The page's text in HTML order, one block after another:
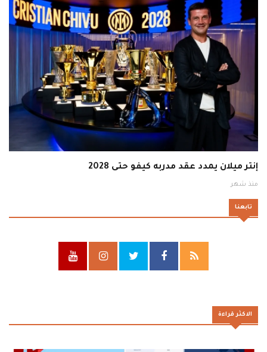
إنتر ميلان يمدد عقد مدربه كيفو حتى 2028
منذ شهر
تابعنا
الاكثر قراءة